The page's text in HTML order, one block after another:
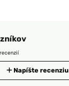
Napíšte recenziu